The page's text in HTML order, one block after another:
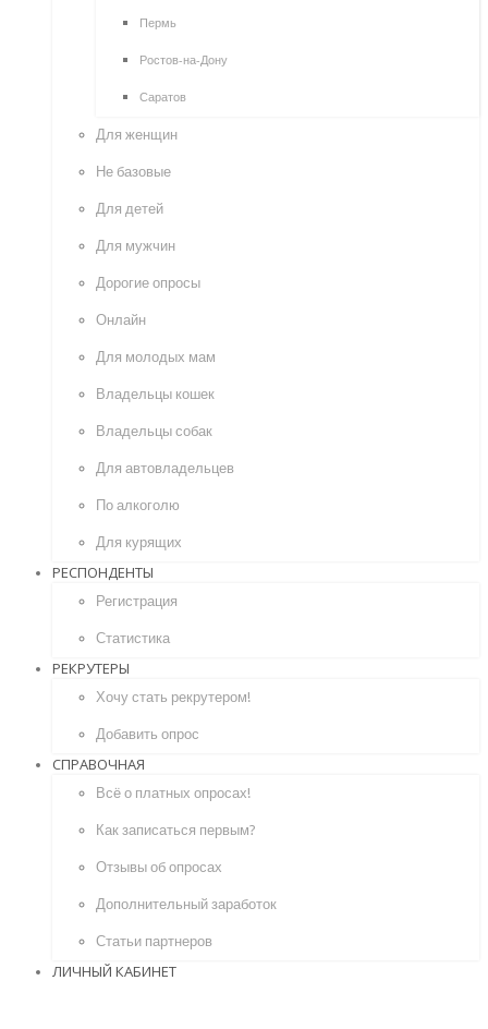
Пермь
Ростов-на-Дону
Саратов
Для женщин
Не базовые
Для детей
Для мужчин
Дорогие опросы
Онлайн
Для молодых мам
Владельцы кошек
Владельцы собак
Для автовладельцев
По алкоголю
Для курящих
РЕСПОНДЕНТЫ
Регистрация
Статистика
РЕКРУТЕРЫ
Хочу стать рекрутером!
Добавить опрос
СПРАВОЧНАЯ
Всё о платных опросах!
Как записаться первым?
Отзывы об опросах
Дополнительный заработок
Статьи партнеров
ЛИЧНЫЙ КАБИНЕТ